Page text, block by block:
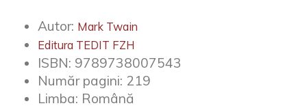
Autor: Mark Twain
Editura TEDIT FZH
ISBN: 9789738007543
Număr pagini: 219
Limba: Română